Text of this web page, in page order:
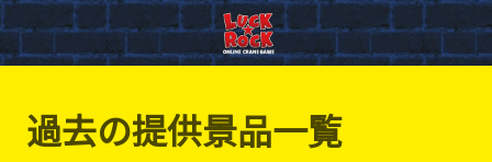
過去の提供景品一覧